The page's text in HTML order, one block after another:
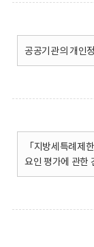
공공기관의 개인
「지방세특례제
요인 평가에 관한